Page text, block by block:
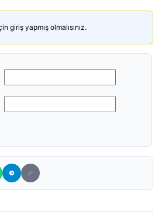
giriş yapmış olmalısınız.